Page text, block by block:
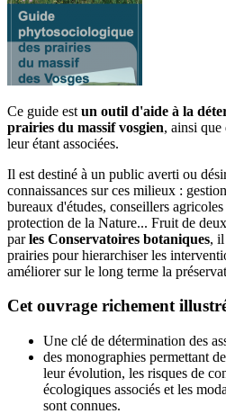
Ce guide est un outil d'aide à la
prairies du massif vosgien, ainsi que
leur étant associées.
Il est destiné à un public averti ou
connaissances sur ces milieux :
bureaux d'études, conseillers
protection de la Nature... Fruit de
parles Conservatoires botaniques, il
prairies pour hierarchiser les
améliorer sur le long terme la
Cet ouvrage richement
Une clé de détermination des
des monographies permettant
leur évolution, les risques de
écologiques associés et les
sont connues.